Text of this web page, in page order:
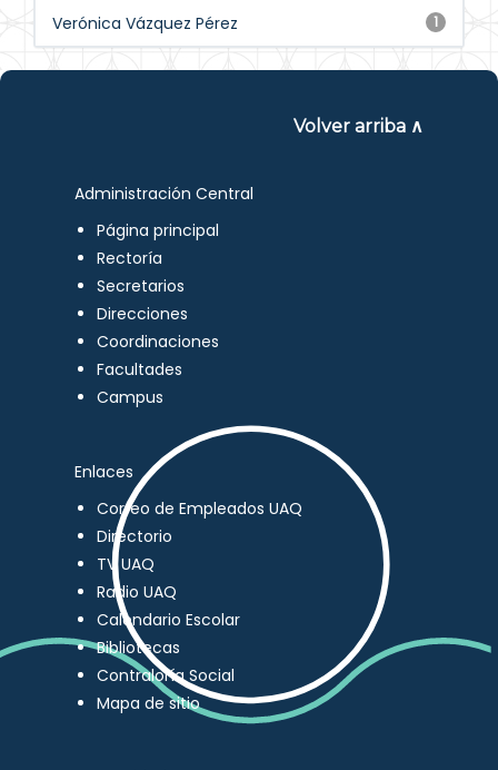
1
Verónica Vázquez Pérez
Volver arriba ∧
Administración Central
Página principal
Rectoría
Secretarios
Direcciones
Coordinaciones
Facultades
Campus
Enlaces
Correo de Empleados UAQ
Directorio
TV UAQ
Radio UAQ
Calendario Escolar
Bibliotecas
Contraloría Social
Mapa de sitio